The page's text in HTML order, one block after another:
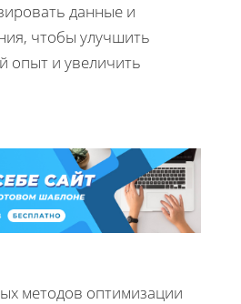
данные и
чтобы улучшить
опыт и увеличить
методов оптимизации